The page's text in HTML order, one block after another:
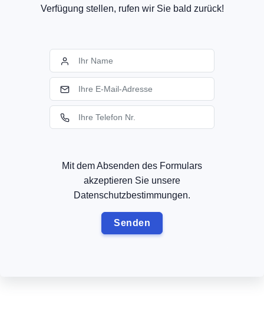
Verfügung stellen, rufen wir Sie bald zurück!
Mit dem Absenden des Formulars
akzeptieren Sie unsere
Datenschutzbestimmungen.